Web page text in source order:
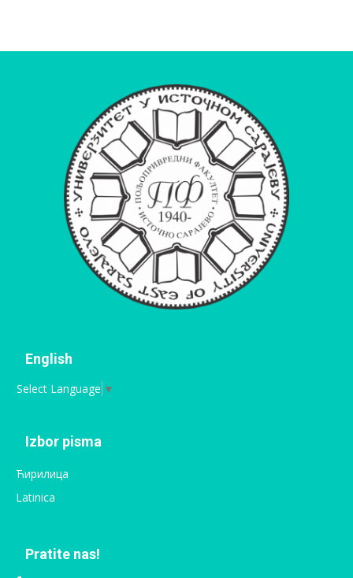
English
Select Language ▼
Izbor pisma
Ћирилица
Latinica
Pratite nas!